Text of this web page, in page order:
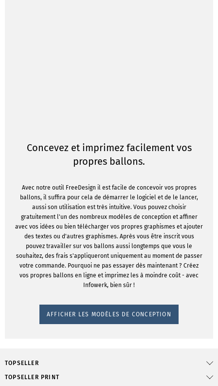
Concevez et imprimez facilement vos
propres ballons.
Avec notre outil FreeDesign il est facile de concevoir vos propres
ballons, il suffira pour cela de démarrer le logiciel et de le lancer,
aussi son utilisation est très intuitive. Vous pouvez choisir
gratuitement l'un des nombreux modèles de conception et affiner
avec vos idées ou bien télécharger vos propres graphismes et ajouter
des textes ou d'autres graphismes. Après vous être inscrit vous
pouvez travailler sur vos ballons aussi longtemps que vous le
souhaitez, des frais s'appliqueront uniquement au moment de passer
votre commande. Pourquoi ne pas essayer dès maintenant ? Créez
vos propres ballons en ligne et imprimez les à moindre coût - avec
Infowerk, bien sûr !
AFFICHER LES MODÈLES DE CONCEPTION
TOPSELLER
TOPSELLER PRINT